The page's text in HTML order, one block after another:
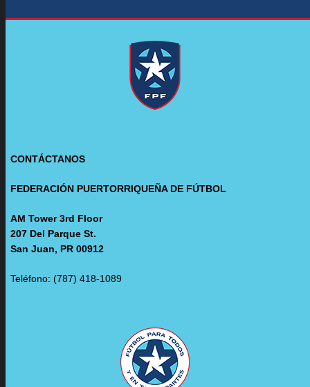
CONTÁCTANOS
FEDERACIÓN PUERTORRIQUEÑA DE FÚTBOL
AM Tower 3rd Floor
207 Del Parque St.
San Juan, PR 00912
Teléfono: (787) 418-1089